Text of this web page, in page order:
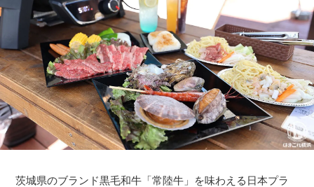
茨城県のブランド黒毛和牛「常陸牛」を味わえる日本プラ